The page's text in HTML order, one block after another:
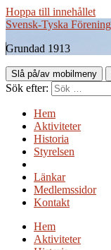
Hoppa till innehållet
Svensk-Tyska
Grundad 1913
Slå på/av mobilmeny
Sök efter:
Hem
Aktiviteter
Historia
Styrelsen
Länkar
Medlemssidor
Kontakt
Hem
Aktiviteter